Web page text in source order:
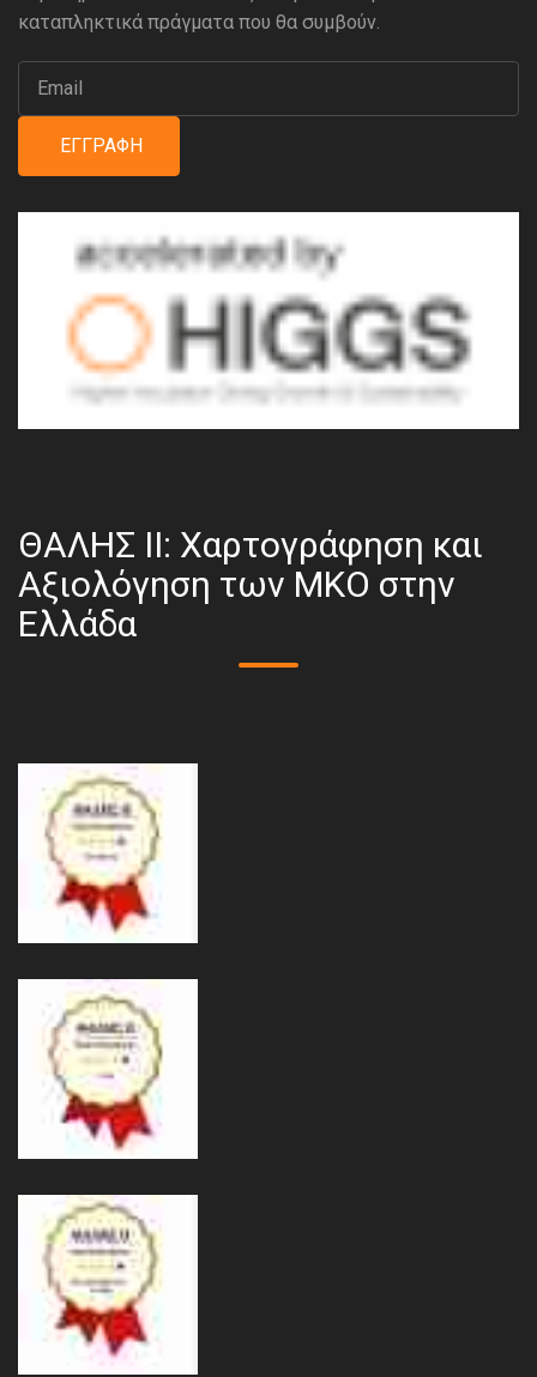
καταπληκτικά πράγματα που θα συμβούν.
ΕΓΓΡΑΦΉ
ΘΑΛΗΣ ΙΙ: Χαρτογράφηση και
Αξιολόγηση των ΜΚΟ στην
Ελλάδα